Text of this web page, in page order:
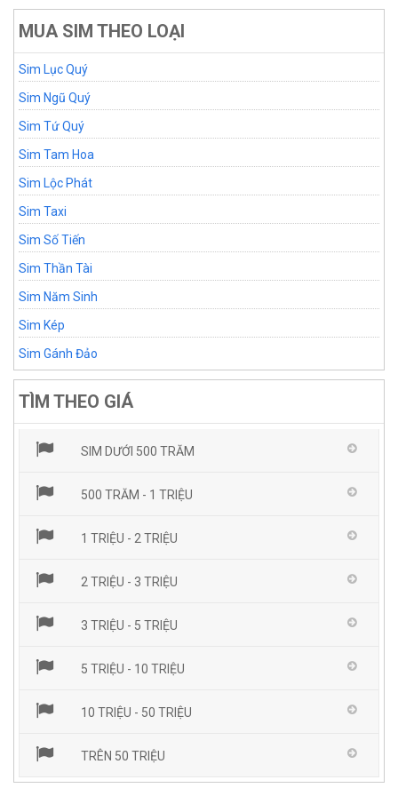
MUA SIM THEO LOẠI
Sim Lục Quý
Sim Ngũ Quý
Sim Tứ Quý
Sim Tam Hoa
Sim Lộc Phát
Sim Taxi
Sim Số Tiến
Sim Thần Tài
Sim Năm Sinh
Sim Kép
Sim Gánh Đảo
TÌM THEO GIÁ
SIM DƯỚI 500 TRĂM
500 TRĂM - 1 TRIỆU
1 TRIỆU - 2 TRIỆU
2 TRIỆU - 3 TRIỆU
3 TRIỆU - 5 TRIỆU
5 TRIỆU - 10 TRIỆU
10 TRIỆU - 50 TRIỆU
TRÊN 50 TRIỆU